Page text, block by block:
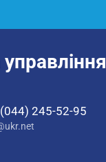
245-52-95